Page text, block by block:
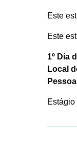
Este
Este
1º Dia
Local